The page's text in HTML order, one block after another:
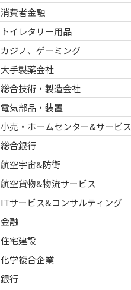
消費者金融
トイレタリー用品
カジノ、ゲーミング
大手製薬会社
総合技術・製造会社
電気部品・装置
小売・ホームセンター&サービス
総合銀行
航空宇宙&防衛
航空貨物&物流サービス
ITサービス&コンサルティング
金融
住宅建設
化学複合企業
銀行